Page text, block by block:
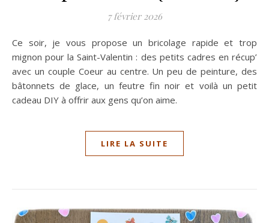
7 février 2026
Ce soir, je vous propose un bricolage rapide et trop
mignon pour la Saint-Valentin : des petits cadres en récup’
avec un couple Coeur au centre. Un peu de peinture, des
bâtonnets de glace, un feutre fin noir et voilà un petit
cadeau DIY à offrir aux gens qu’on aime.
LIRE LA SUITE